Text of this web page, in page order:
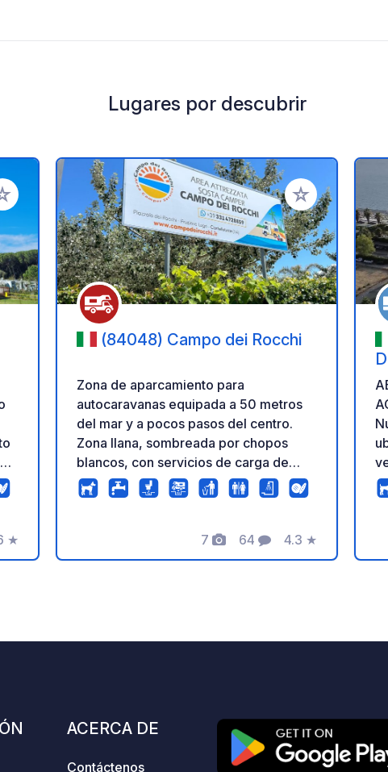
Lugares por descubrir
a tus favoritos
★
Añadir a tus
(84048) Campo dei Rocchi
Zona de aparcamiento para
autocaravanas equipada a 50 metros
del mar y a pocos pasos del centro.
Zona llana, sombreada por chopos
blancos, con servicios de carga de
agua potable, conexión eléctrica,
desagüe de aguas grises y negras,
(con posibilidad de lavadora), aseos
de hombres y mujeres, duchas de agua
asistencia en maniobras de
estacionamiento y descarga.
7
Fotos
64
Comentarios
4.3
Calificación
★
ACERCA DE
Contáctenos